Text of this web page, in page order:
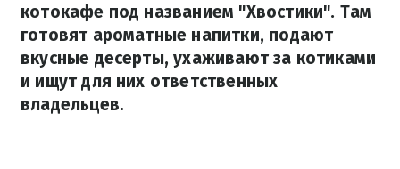
котокафе под названием "Хвостики". Там
готовят ароматные напитки, подают
вкусные десерты, ухаживают за котиками
и ищут для них ответственных
владельцев.